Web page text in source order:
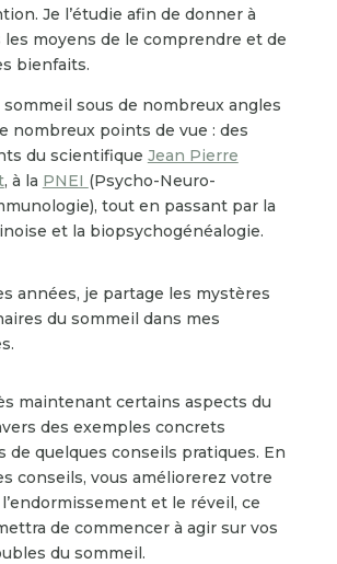
Je l’étudie afin de donner à
moyens de le comprendre et de
bienfaits.
sommeil sous de nombreux angles
nombreux points de vue : des
du scientifique Jean Pierre
, à la PNEI (Psycho-Neuro-
tout en passant par la
et la biopsychogénéalogie.
années, je partage les mystères
du sommeil dans mes
maintenant certains aspects du
des exemples concrets
de quelques conseils pratiques. En
conseils, vous améliorerez votre
et le réveil, ce
de commencer à agir sur vos
du sommeil.